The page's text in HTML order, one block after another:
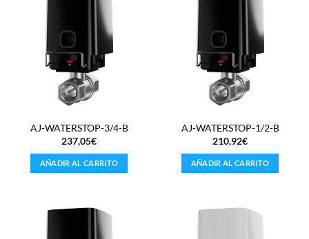
AJ-WATERSTOP-3/4-B
237,05€
AÑADIR AL CARRITO
AJ-WATERSTOP-1/2-B
210,92€
AÑADIR AL CARRITO